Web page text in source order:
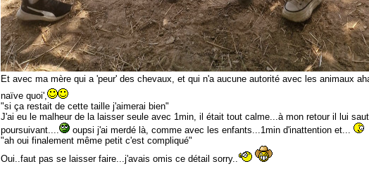
Et avec ma mère qui a 'peur' des chevaux, et qui n'a aucune autorité avec les animaux
naïve quoi',
"si ça restait de cette taille j'aimerai bien"
J'ai eu le malheur de la laisser seule avec 1min, il était tout calme...à mon retour il lui
poursuivant....
oupsi j'ai merdé là, comme avec les enfants...1min d'inattention et...
"ah oui finalement même petit c'est compliqué"
Oui..faut pas se laisser faire...j'avais omis ce détail sorry..